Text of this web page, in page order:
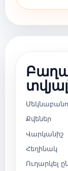
Քվեներ
Վարկանիշ
Հեղինակ
Ուղարկել